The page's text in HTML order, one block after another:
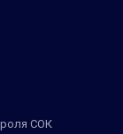
СОК